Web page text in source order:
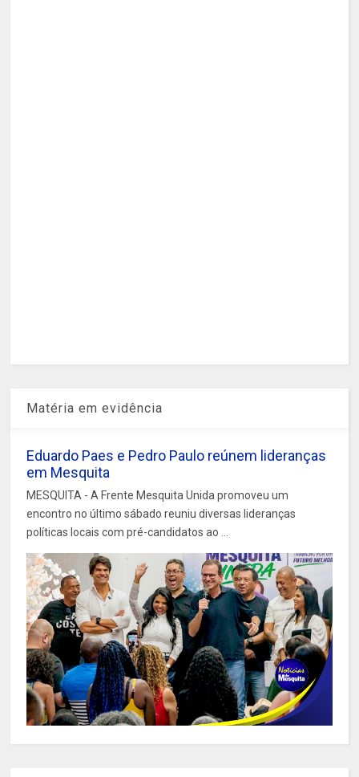
Matéria em evidência
Eduardo Paes e Pedro Paulo reúnem lideranças
em Mesquita
MESQUITA - A Frente Mesquita Unida promoveu um
encontro no último sábado reuniu diversas lideranças
políticas locais com pré-candidatos ao ...